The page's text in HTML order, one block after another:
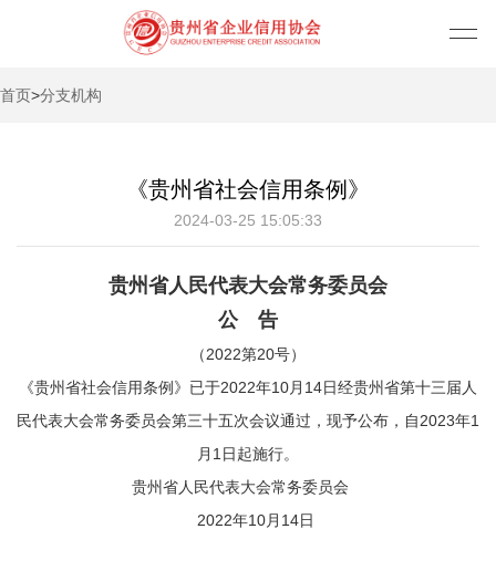
首页>分支机构
《贵州省社会信用条例》
2024-03-25 15:05:33
贵州省人民代表大会常务委员会
公 告
（2022第20号）
《贵州省社会信用条例》已于2022年10月14日经贵州省第十三届人
民代表大会常务委员会第三十五次会议通过，现予公布，自2023年1
月1日起施行。
贵州省人民代表大会常务委员会
2022年10月14日